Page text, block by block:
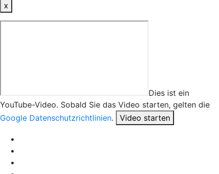
x
Dies ist ein
YouTube-Video. Sobald Sie das Video starten, gelten die
Google Datenschutzrichtlinien. Video starten